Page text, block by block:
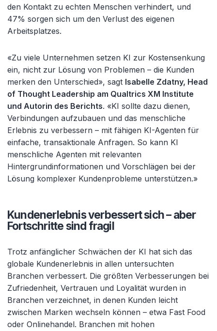
den Kontakt zu echten Menschen verhindert, und
47% sorgen sich um den Verlust des eigenen
Arbeitsplatzes.
«Zu viele Unternehmen setzen KI zur Kostensenkung
ein, nicht zur Lösung von Problemen – die Kunden
merken den Unterschied», sagt Isabelle Zdatny, Head
of Thought Leadership am Qualtrics XM Institute
und Autorin des Berichts. «KI sollte dazu dienen,
Verbindungen aufzubauen und das menschliche
Erlebnis zu verbessern – mit fähigen KI-Agenten für
einfache, transaktionale Anfragen. So kann KI
menschliche Agenten mit relevanten
Hintergrundinformationen und Vorschlägen bei der
Lösung komplexer Kundenprobleme unterstützen.»
Kundenerlebnis verbessert sich – aber
Fortschritte sind fragil
Trotz anfänglicher Schwächen der KI hat sich das
globale Kundenerlebnis in allen untersuchten
Branchen verbessert. Die größten Verbesserungen bei
Zufriedenheit, Vertrauen und Loyalität wurden in
Branchen verzeichnet, in denen Kunden leicht
zwischen Marken wechseln können – etwa Fast Food
oder Onlinehandel. Branchen mit hohen